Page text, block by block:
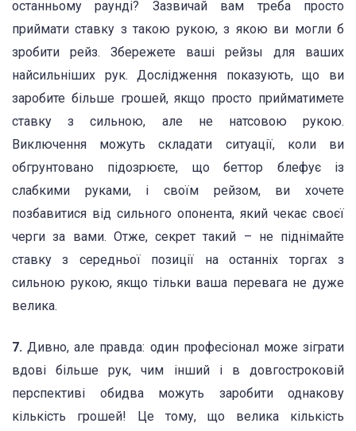
останньому раунді? Зазвичай вам треба просто
приймати ставку з такою рукою, з якою ви могли б
зробити рейз. Збережете ваші рейзы для ваших
найсильніших рук. Дослідження показують, що ви
заробите більше грошей, якщо просто прийматимете
ставку з сильною, але не натсовою рукою.
Виключення можуть складати ситуації, коли ви
обгрунтовано підозрюєте, що беттор блефує із
слабкими руками, і своїм рейзом, ви хочете
позбавитися від сильного опонента, який чекає своєї
черги за вами. Отже, секрет такий – не піднімайте
ставку з середньої позиції на останніх торгах з
сильною рукою, якщо тільки ваша перевага не дуже
велика.
7. Дивно, але правда: один професіонал може зіграти
вдові більше рук, чим інший і в довгостроковій
перспективі обидва можуть заробити однакову
кількість грошей! Це тому, що велика кількість